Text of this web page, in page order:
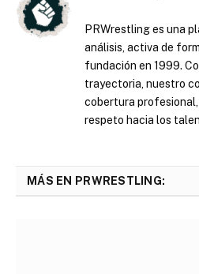
PRWrestling es una
análisis, activa de
fundación en 1999.
trayectoria, nuestro
cobertura
respeto hacia los
MÁS EN PRWRESTLING: